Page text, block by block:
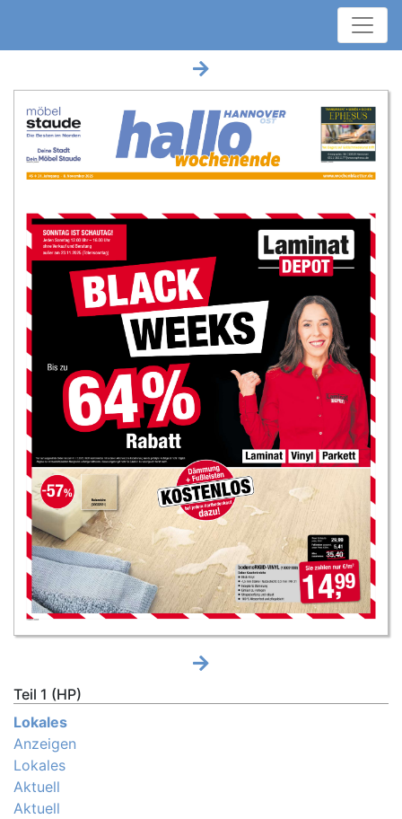
Teil 1 (HP)
Lokales
Anzeigen
Lokales
Aktuell
Aktuell